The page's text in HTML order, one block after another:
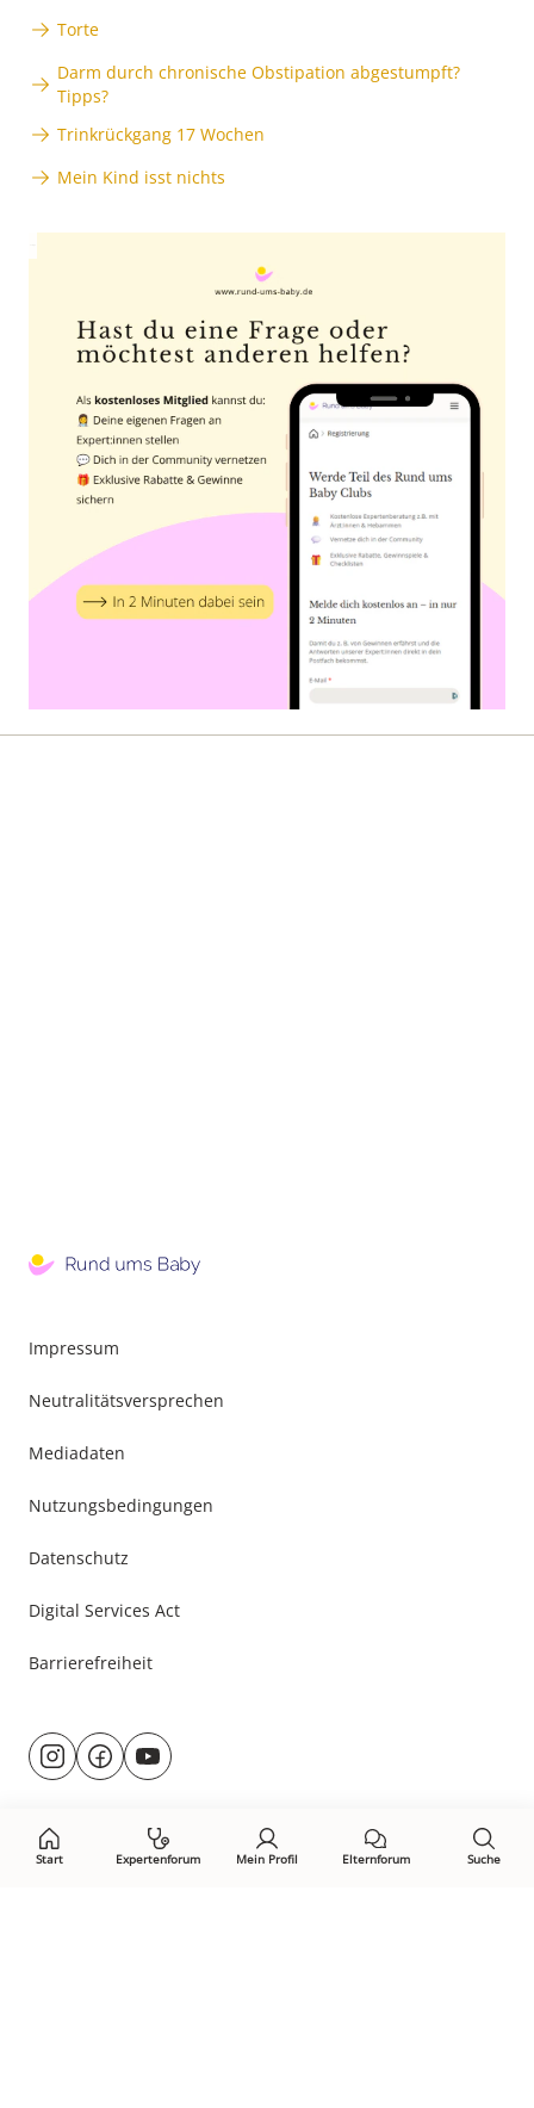
Start Expertenforum Mein Profil Elternforum Suche
Torte
Darm durch chronische Obstipation abgestumpft?
Tipps?
Trinkrückgang 17 Wochen
Mein Kind isst nichts
Impressum
Neutralitätsversprechen
Mediadaten
Nutzungsbedingungen
Datenschutz
Digital Services Act
Barrierefreiheit
Besuche
uns@rund.ums.baby
facebook.com/rundumsbaby.de
youtube.com/@rundumsbaby_